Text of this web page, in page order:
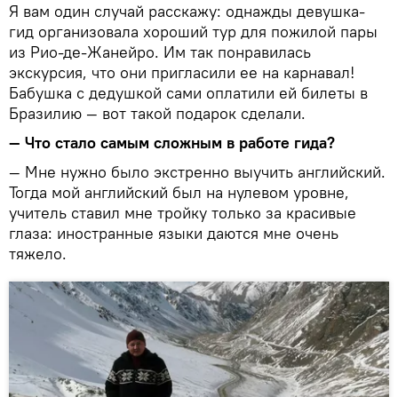
Я вам один случай расскажу: однажды девушка-
гид организовала хороший тур для пожилой пары
из Рио-де-Жанейро. Им так понравилась
экскурсия, что они пригласили ее на карнавал!
Бабушка с дедушкой сами оплатили ей билеты в
Бразилию — вот такой подарок сделали.
— Что стало самым сложным в работе гида?
— Мне нужно было экстренно выучить английский.
Тогда мой английский был на нулевом уровне,
учитель ставил мне тройку только за красивые
глаза: иностранные языки даются мне очень
тяжело.